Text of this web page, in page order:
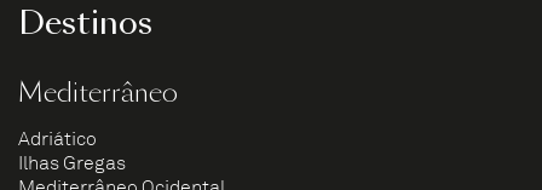
Destinos
Mediterrâneo
Adriático
Ilhas Gregas